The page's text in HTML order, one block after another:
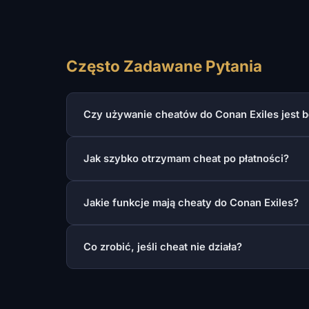
Często Zadawane Pytania
Czy używanie cheatów do Conan Exiles jest
Jak szybko otrzymam cheat po płatności?
Jakie funkcje mają cheaty do Conan Exiles?
Co zrobić, jeśli cheat nie działa?